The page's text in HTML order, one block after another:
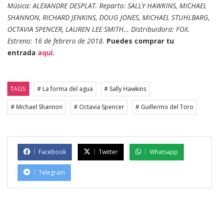
Música: ALEXANDRE DESPLAT. Reparto: SALLY HAWKINS, MICHAEL
SHANNON, RICHARD JENKINS, DOUG JONES, MICHAEL STUHLBARG,
OCTAVIA SPENCER, LAUREN LEE SMITH… Distribuidora: FOX.
Estreno: 16 de febrero de 2018. Puedes comprar tu
entrada aquí.
TAGS: # La forma del agua # Sally Hawkins
# Michael Shannon # Octavia Spencer # Guillermo del Toro
Facebook Twitter Whatsapp
Telegram